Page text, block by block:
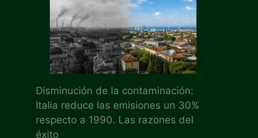
Disminución de la contaminación:
Italia reduce las emisiones un 30%
respecto a 1990. Las razones del
éxito